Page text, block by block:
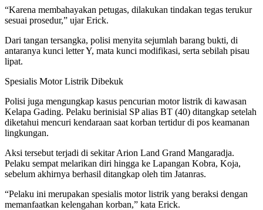
“Karena membahayakan petugas, dilakukan tindakan tegas terukur
sesuai prosedur,” ujar Erick.
Dari tangan tersangka, polisi menyita sejumlah barang bukti, di
antaranya kunci letter Y, mata kunci modifikasi, serta sebilah pisau
lipat.
Spesialis Motor Listrik Dibekuk
Polisi juga mengungkap kasus pencurian motor listrik di kawasan
Kelapa Gading. Pelaku berinisial SP alias BT (40) ditangkap setelah
diketahui mencuri kendaraan saat korban tertidur di pos keamanan
lingkungan.
Aksi tersebut terjadi di sekitar Arion Land Grand Mangaradja.
Pelaku sempat melarikan diri hingga ke Lapangan Kobra, Koja,
sebelum akhirnya berhasil ditangkap oleh tim Jatanras.
“Pelaku ini merupakan spesialis motor listrik yang beraksi dengan
memanfaatkan kelengahan korban,” kata Erick.